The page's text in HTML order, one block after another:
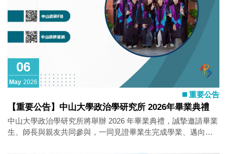
06
May 2026
重要公告
【重要公告】中山大學政治學研究所 2026年畢業典禮
中山大學政治學研究所將舉辦 2026 年畢業典禮，誠摯邀請畢業
生、師長與親友共同參與，一同見證畢業生完成學業、邁向人